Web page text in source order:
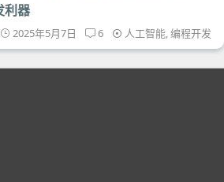
利器
2025年5月7日 6 人工智能,编程开发